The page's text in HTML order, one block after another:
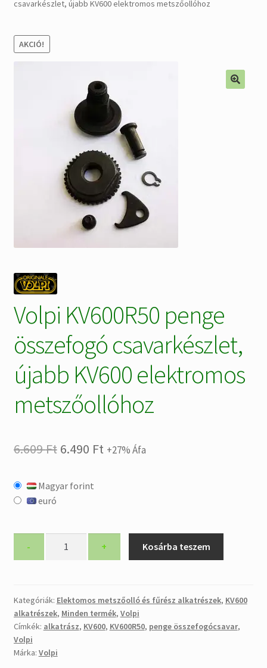
Kiárusítás % !
AKCIÓS Újdonságok!
csavarkészlet, újabb KV600 elektromos metszőollóhoz
AKCIÓ!
Volpi KV600R50 penge
összefogó csavarkészlet,
újabb KV600 elektromos
metszőollóhoz
6.609Ft Original
was:
6.490 FtCurrent
+27% Áfa
Magyar forint
euró
-
csavarkészlet,
újabb
KV600
metszőollóhoz
+ Kosárba teszem
Kategóriák: Elektomos metszőolló és fűrész alkatrészek, KV600
alkatrészek, Minden termék, Volpi
Címkék: alkatrász, KV600, KV600R50, penge összefogócsavar,
Volpi
Márka: Volpi